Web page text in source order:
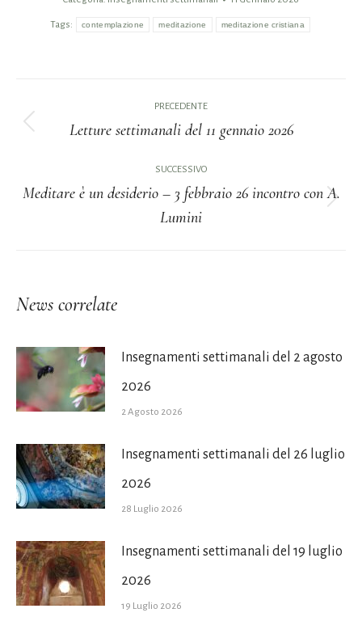
Tags: contemplazione meditazione meditazione cristiana
tra
post
PRECEDENTE
Post
precedente:
Letture settimanali del 11 gennaio 2026
SUCCESSIVO
Prossimo
Meditare è un desiderio – 3 febbraio 26 incontro con A.
Lumini
News correlate
Insegnamenti settimanali del 2 agosto
2026
2 Agosto 2026
Insegnamenti settimanali del 26 luglio
2026
28 Luglio 2026
Insegnamenti settimanali del 19 luglio
2026
19 Luglio 2026